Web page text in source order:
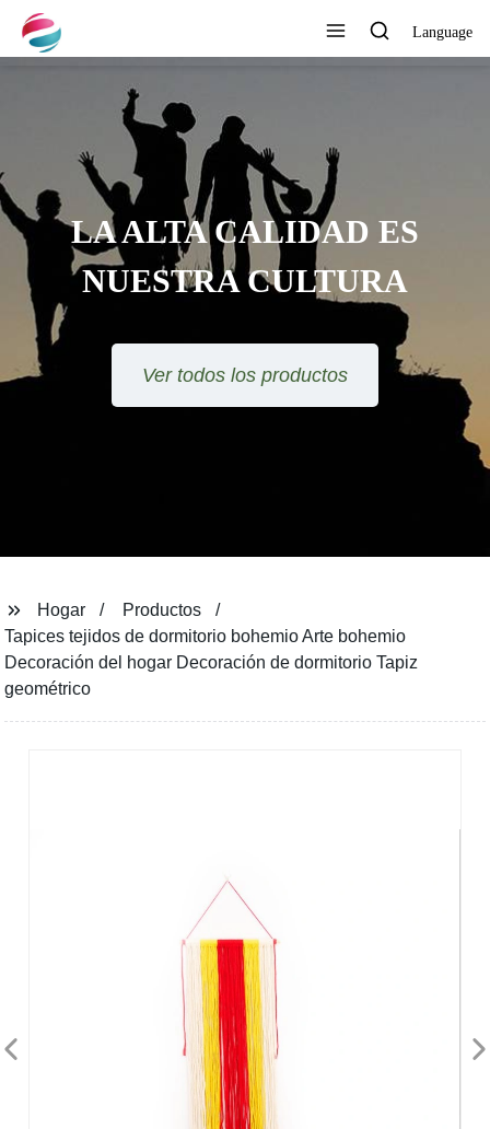
Language
LA ALTA CALIDAD ES
NUESTRA CULTURA
Ver todos los productos
Hogar
Productos
Tapices tejidos de dormitorio bohemio Arte bohemio
Decoración del hogar Decoración de dormitorio Tapiz
geométrico